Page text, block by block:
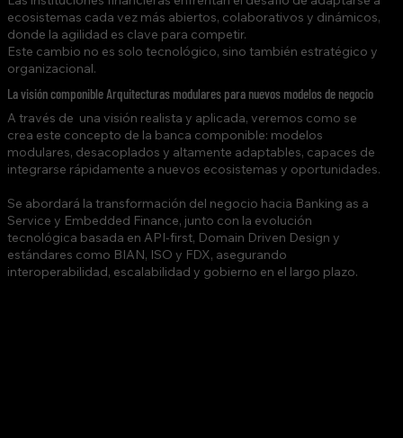
ecosistemas cada vez más abiertos, colaborativos y dinámicos,
donde la agilidad es clave para competir.
Este cambio no es solo tecnológico, sino también estratégico y
organizacional.
La visión componible Arquitecturas modulares para nuevos modelos de negocio
A través de una visión realista y aplicada, veremos como se
crea este concepto de la banca componible: modelos
modulares, desacoplados y altamente adaptables, capaces de
integrarse rápidamente a nuevos ecosistemas y oportunidades.
Se abordará la transformación del negocio hacia Banking as a
Service y Embedded Finance, junto con la evolución
tecnológica basada en API-first, Domain Driven Design y
estándares como BIAN, ISO y FDX, asegurando
interoperabilidad, escalabilidad y gobierno en el largo plazo.